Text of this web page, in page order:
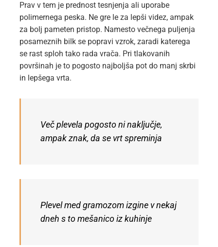
Prav v tem je prednost tesnjenja ali uporabe
polimernega peska. Ne gre le za lepši videz, ampak
za bolj pameten pristop. Namesto večnega puljenja
posameznih bilk se popravi vzrok, zaradi katerega
se rast sploh tako rada vrača. Pri tlakovanih
površinah je to pogosto najboljša pot do manj skrbi
in lepšega vrta.
Več plevela pogosto ni naključje,
ampak znak, da se vrt spreminja
Plevel med gramozom izgine v nekaj
dneh s to mešanico iz kuhinje